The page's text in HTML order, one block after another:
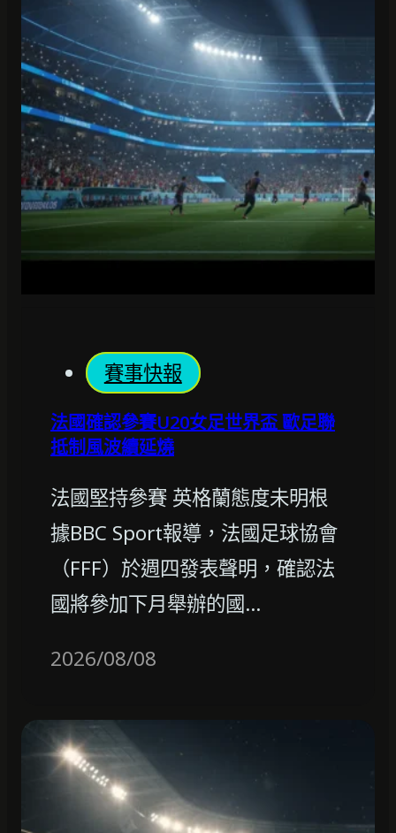
賽事快報
法國確認參賽U20女足世界盃 歐足聯
抵制風波續延燒
法國堅持參賽 英格蘭態度未明根
據BBC Sport報導，法國足球協會
（FFF）於週四發表聲明，確認法
國將參加下月舉辦的國…
2026/08/08